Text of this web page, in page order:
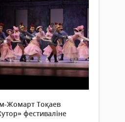
Жомарт Тоқаев
фестиваліне